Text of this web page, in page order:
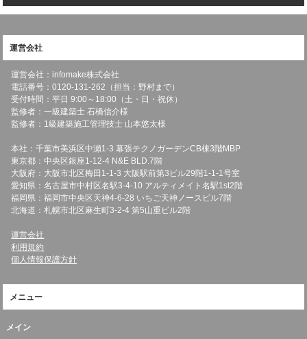
運営会社
運営会社：infomake株式会社
電話番号：0120-131-262（担当：野村まで）
受付時間：平日 9:00～18:00（土・日・祝休）
監修者：一級建築士 石橋信介様
監修者：1級建築施工管理技士 山本悠太様
本社：千葉市美浜区中瀬1-3 幕張テクノガーデンCB棟3階MBP
東京都：中央区銀座1-12-4 N&E BLD.7階
大阪府：大阪市北区梅田1-1-3 大阪駅前第3ビル29階1-1-1号室
愛知県：名古屋市中村区名駅3-4-10 アルティメイト名駅1st2階
福岡県：福岡市中央区天神4-6-28 いちご天神ノースビル7階
北海道：札幌市北区麻生町3-2-4 第5山重ビル2階
運営会社
利用規約
個人情報保護方針
メニュー
メイン